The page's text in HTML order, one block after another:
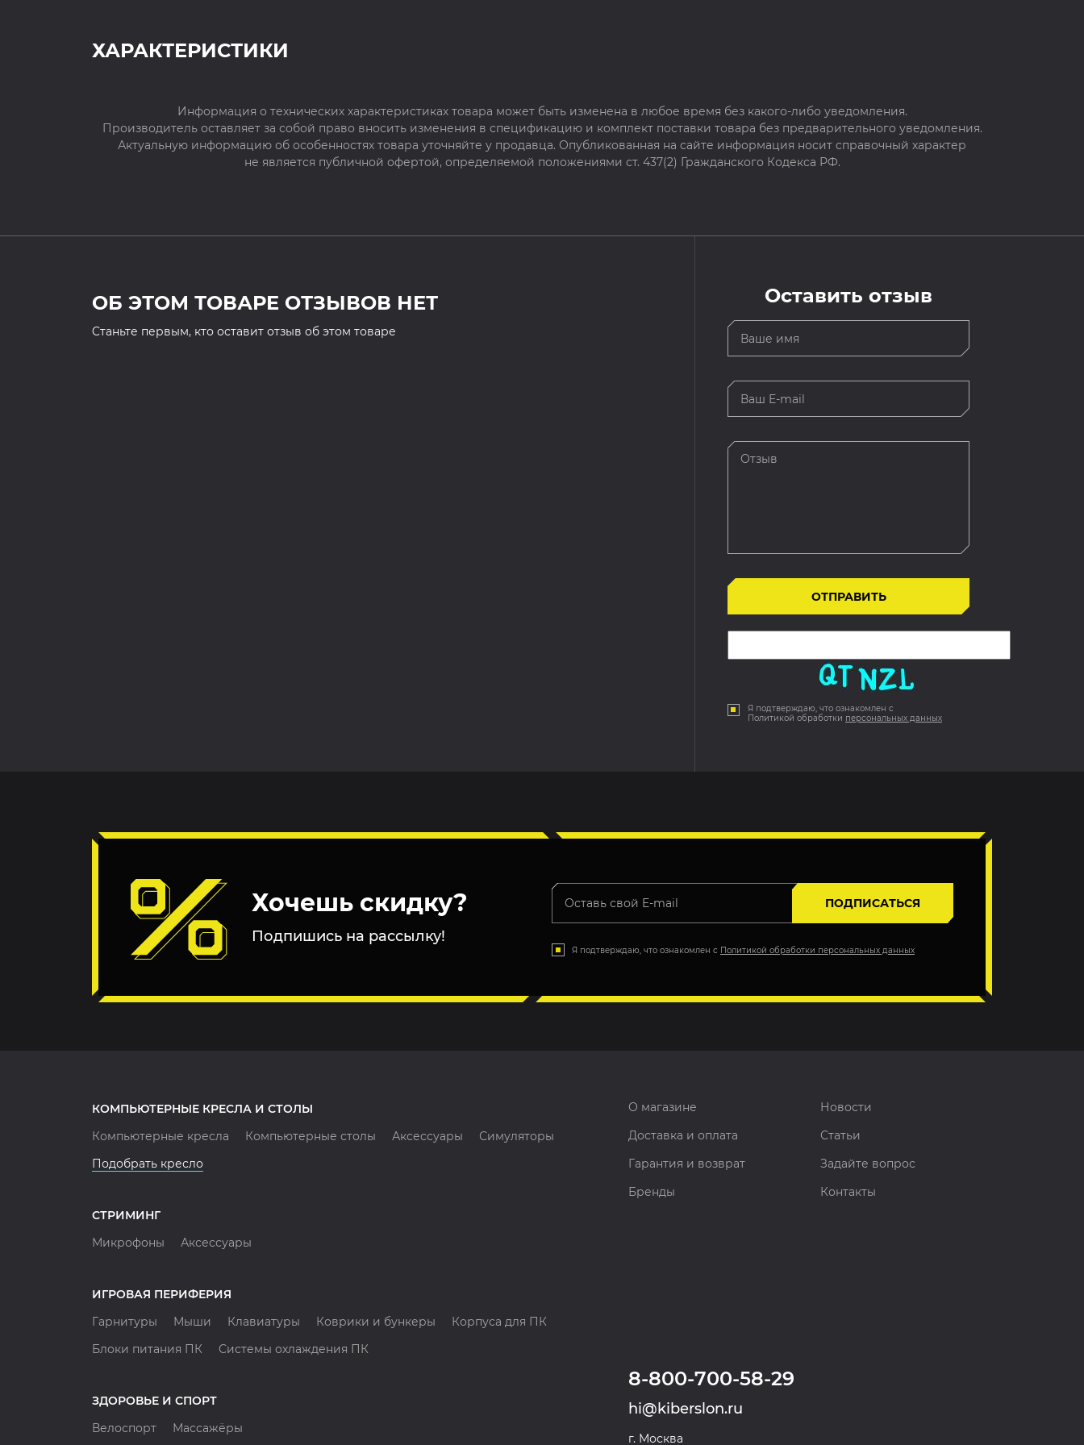
ХАРАКТЕРИСТИКИ
Информация о технических характеристиках товара может быть изменена в любое время без какого-либо уведомления.
Производитель оставляет за собой право вносить изменения в спецификацию и комплект поставки товара без предварительного уведомления.
Актуальную информацию об особенностях товара уточняйте у продавца. Опубликованная на сайте информация носит справочный характер
не является публичной офертой, определяемой положениями ст. 437(2) Гражданского Кодекса РФ.
ОБ ЭТОМ ТОВАРЕ ОТЗЫВОВ НЕТ
Cтаньте первым, кто оставит отзыв об этом товаре
Оставить отзыв
Я подтверждаю, что ознакомлен с
Политикой обработки персональных данных
Хочешь скидку?
Подпишись на рассылку!
ПОДПИСАТЬСЯ
Я подтверждаю, что ознакомлен с Политикой обработки персональных данных
КОМПЬЮТЕРНЫЕ КРЕСЛА И СТОЛЫ
Компьютерные кресла
Компьютерные столы Аксессуары
Симуляторы
Подобрать кресло
СТРИМИНГ
Микрофоны
Аксессуары
ИГРОВАЯ ПЕРИФЕРИЯ
Гарнитуры
Мыши Клавиатуры Коврики и бункеры
Корпуса для ПК
Блоки питания ПК
Системы охлаждения ПК
ЗДОРОВЬЕ И СПОРТ
Велоспорт
Массажёры
О магазине
Новости
Доставка и оплата
Статьи
Гарантия и возврат
Задайте вопрос
Бренды
Контакты
8-800-700-58-29
hi@kiberslon.ru
г. Москва